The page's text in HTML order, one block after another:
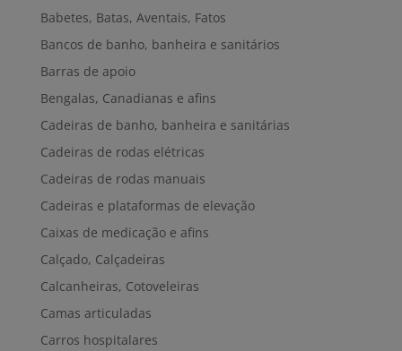
Babetes, Batas, Aventais, Fatos
Bancos de banho, banheira e sanitários
Barras de apoio
Bengalas, Canadianas e afins
Cadeiras de banho, banheira e sanitárias
Cadeiras de rodas elétricas
Cadeiras de rodas manuais
Cadeiras e plataformas de elevação
Caixas de medicação e afins
Calçado, Calçadeiras
Calcanheiras, Cotoveleiras
Camas articuladas
Carros hospitalares